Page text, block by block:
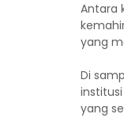
Antara
yang
Di
yang